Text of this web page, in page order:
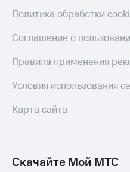
Политика обработки
Соглашение о
Правила применения
Условия использования
Карта сайта
Скачайте Мой МТС